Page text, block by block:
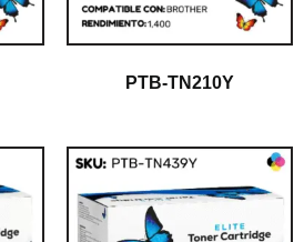
PTB-TN210Y